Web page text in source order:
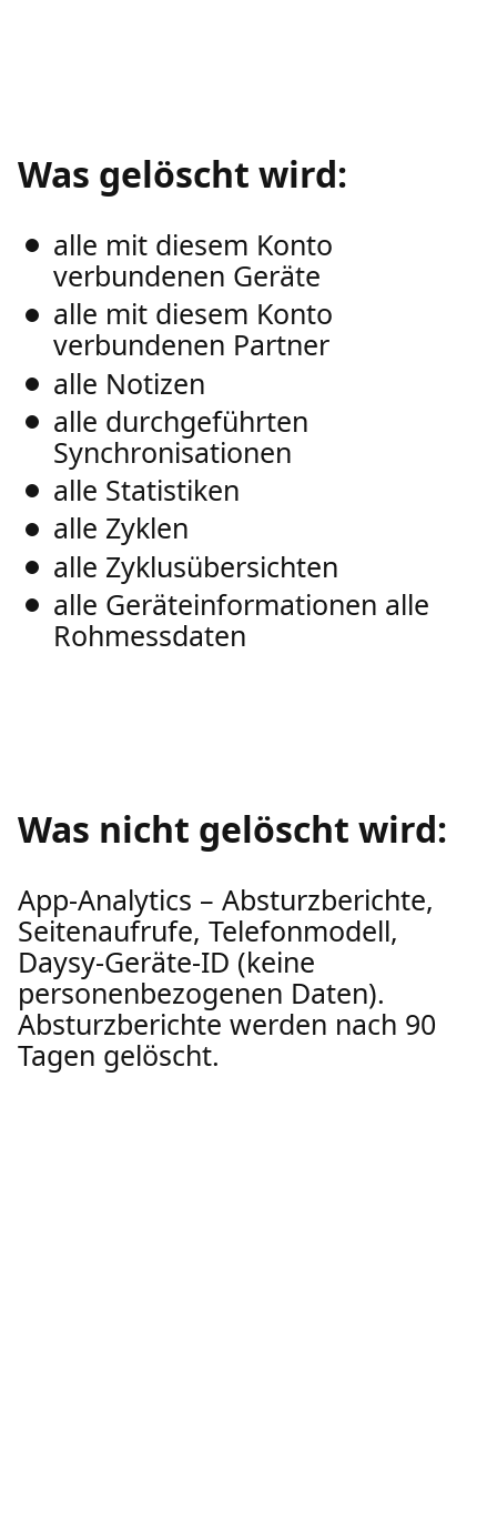
Was gelöscht wird:
alle mit diesem Konto
verbundenen Geräte
alle mit diesem Konto
verbundenen Partner
alle Notizen
alle durchgeführten
Synchronisationen
alle Statistiken
alle Zyklen
alle Zyklusübersichten
alle Geräteinformationen alle
Rohmessdaten
Was nicht gelöscht wird:
App-Analytics – Absturzberichte,
Seitenaufrufe, Telefonmodell,
Daysy-Geräte-ID (keine
personenbezogenen Daten).
Absturzberichte werden nach 90
Tagen gelöscht.